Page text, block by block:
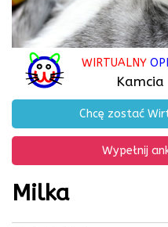
WIRTUALNY
Kamcia
Chcę zostać
Wypełnij
Milka